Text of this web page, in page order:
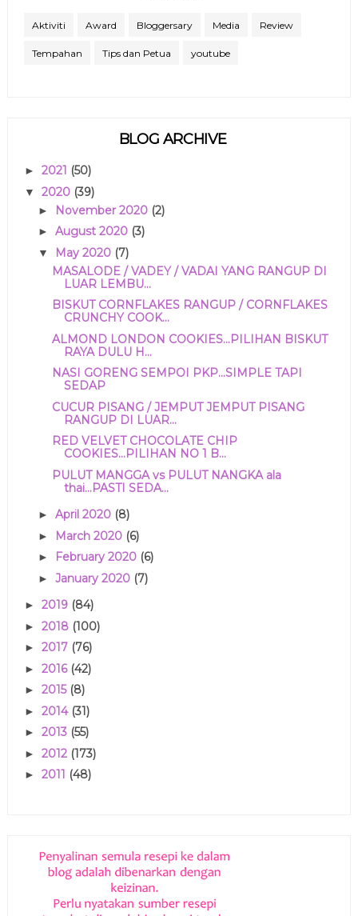
Aktiviti Award Bloggersary Media Review
Tempahan Tips dan Petua youtube
BLOG ARCHIVE
► 2021 (50)
▼ 2020 (39)
► November 2020 (2)
► August 2020 (3)
▼ May 2020 (7)
MASALODE / VADEY / VADAI YANG RANGUP DI
LUAR LEMBU...
BISKUT CORNFLAKES RANGUP / CORNFLAKES
CRUNCHY COOK...
ALMOND LONDON COOKIES...PILIHAN BISKUT
RAYA DULU H...
NASI GORENG SEMPOI PKP...SIMPLE TAPI
SEDAP
CUCUR PISANG / JEMPUT JEMPUT PISANG
RANGUP DI LUAR...
RED VELVET CHOCOLATE CHIP
COOKIES...PILIHAN NO 1 B...
PULUT MANGGA vs PULUT NANGKA ala
thai...PASTI SEDA...
► April 2020 (8)
► March 2020 (6)
► February 2020 (6)
► January 2020 (7)
► 2019 (84)
► 2018 (100)
► 2017 (76)
► 2016 (42)
► 2015 (8)
► 2014 (31)
► 2013 (55)
► 2012 (173)
► 2011 (48)